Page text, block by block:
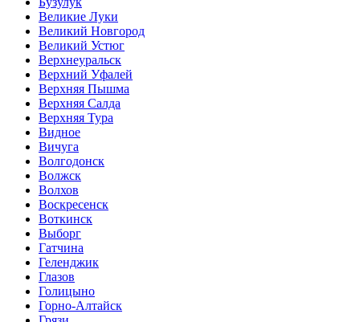
Великие Луки
Великий Новгород
Великий Устюг
Верхнеуральск
Верхний Уфалей
Верхняя Пышма
Верхняя Салда
Верхняя Тура
Видное
Вичуга
Волгодонск
Волжск
Волхов
Воскресенск
Воткинск
Выборг
Гатчина
Геленджик
Глазов
Голицыно
Горно-Алтайск